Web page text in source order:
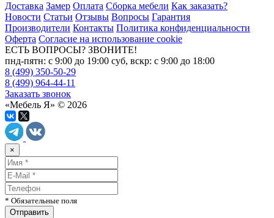
Доставка Замер Оплата Сборка мебели Как заказать?
Новости Статьи Отзывы Вопросы Гарантия
Производители Контакты Политика конфиденциальности
Оферта Согласие на использование cookie
ЕСТЬ ВОПРОСЫ? ЗВОНИТЕ!
пнд-пятн: с 9:00 до 19:00 суб, вскр: с 9:00 до 18:00
8 (499) 350-50-29
8 (499) 964-44-11
Заказать звонок
«Мебель Я» © 2026
×
* Обязательные поля